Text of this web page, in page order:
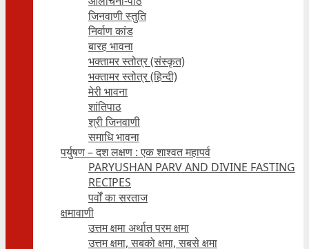
जिनवाणी स्तुति
निर्वाण कांड
बारह भावना
भक्तामर स्तोत्र (संस्कृत)
भक्तामर स्तोत्र (हिन्दी)
मेरी भावना
शांतिपाठ
श्री जिनवाणी
समाधि भावना
पर्युषण – दश लक्षण : एक शाश्वत महापर्व
PARYUSHAN PARV AND DIVINE FASTING
RECIPES
पर्वों का सरताज
क्षमावाणी
उत्तम क्षमा अर्थात परम क्षमा
उत्तम क्षमा, सबको क्षमा, सबसे क्षमा